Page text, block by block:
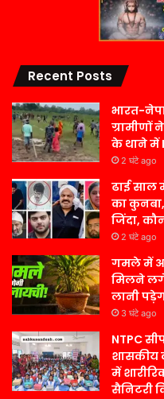
Recent Posts
भारत-
ग्रामीणों
के थाने में
2 घंटे ago
ढाई साल
का
जिंदा,
2 घंटे ago
गमले में
मिलने
लानी
3 घंटे ago
NTPC
शासकीय
में
सैनिटरी